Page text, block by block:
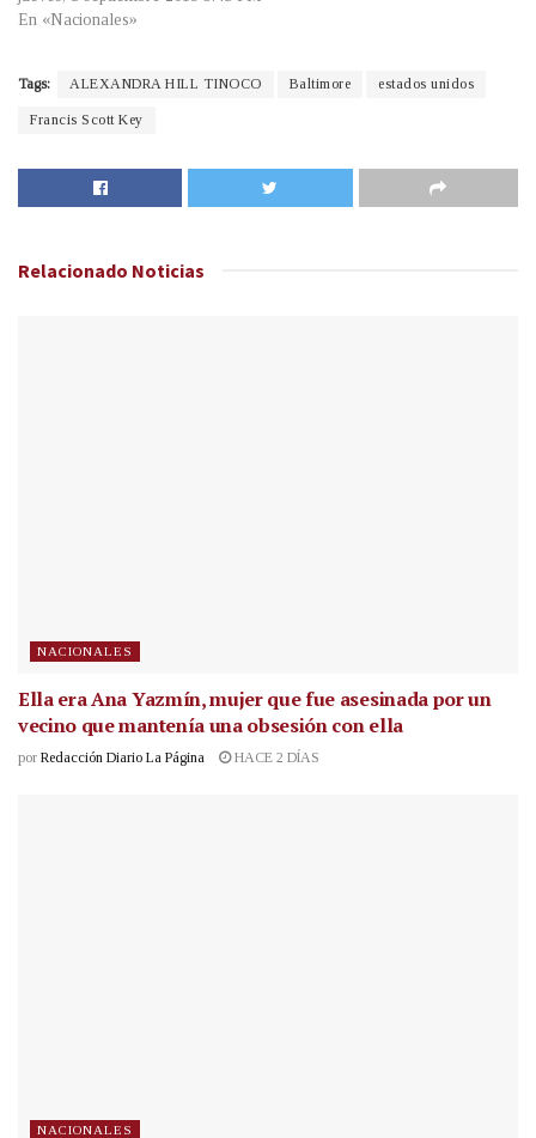
En «Nacionales»
Tags: ALEXANDRA HILL TINOCO Baltimore estados unidos
Francis Scott Key
Relacionado Noticias
NACIONALES
Ella era Ana Yazmín, mujer que fue asesinada por un
vecino que mantenía una obsesión con ella
por Redacción Diario La Página HACE 2 DÍAS
NACIONALES